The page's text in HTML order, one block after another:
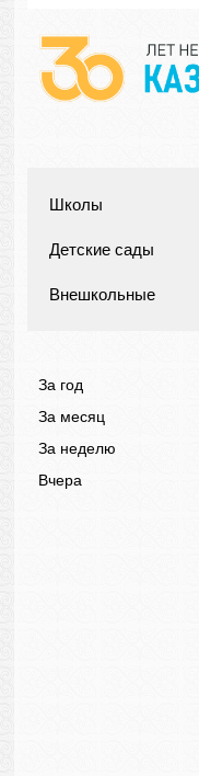
Школы
Детские сады
Внешкольные
За год
За месяц
За неделю
Вчера